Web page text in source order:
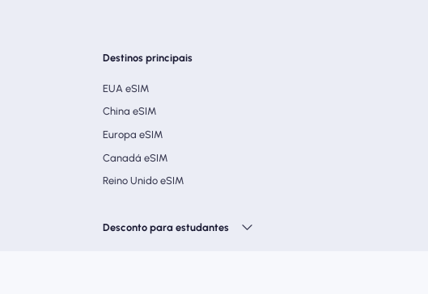
Destinos principais
EUA eSIM
China eSIM
Europa eSIM
Canadá eSIM
Reino Unido eSIM
Desconto para estudantes